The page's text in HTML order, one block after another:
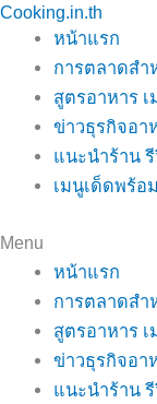
Skip
content
Cooking.in.th
หน้าแรก
การตลาดสำ
สูตรอาหาร
ข่าวธุรกิจอา
แนะนำร้าน
เมนูเด็ดพร้อ
Menu
หน้าแรก
การตลาดสำ
สูตรอาหาร
ข่าวธุรกิจอา
แนะนำร้าน